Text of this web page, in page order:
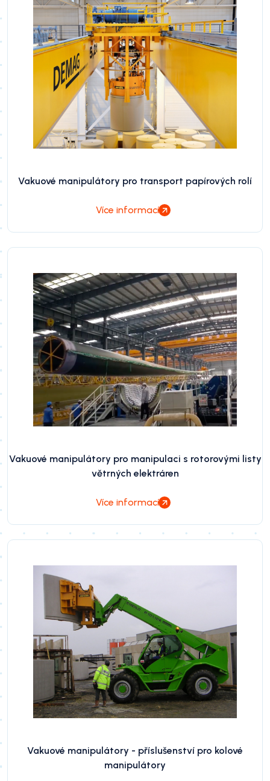
Vakuové manipulátory pro transport papírových rolí
Více informací
Vakuové manipulátory pro manipulaci s rotorovými listy
větrných elektráren
Více informací
Vakuové manipulátory - příslušenství pro kolové
manipulátory